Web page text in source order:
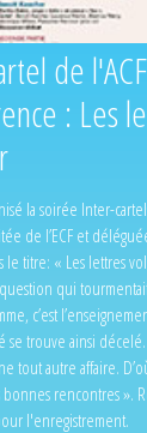
de
: Les
la soirée Inter-
de l’ECF et
titre: « Les lettres
qui
c’est
se trouve ainsi
tout autre affaire.
rencontres ».
l'enregistrement.